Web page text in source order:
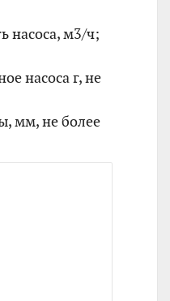
насоса, м3/ч;
насоса г, не
мм, не более